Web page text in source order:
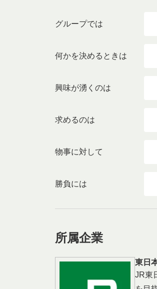
グループでは
何かを決めるときは
興味が湧くのは
求めるのは
物事に対して
勝負には
所属企業
東日
JR東